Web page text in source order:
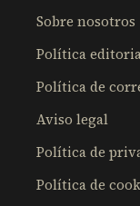
Sobre nosotros
Política
Política de
Aviso legal
Política de
Política de